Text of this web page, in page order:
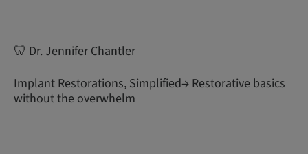
🦷 Dr. Jennifer Chantler
Implant Restorations, Simplified→ Restorative basics
without the overwhelm